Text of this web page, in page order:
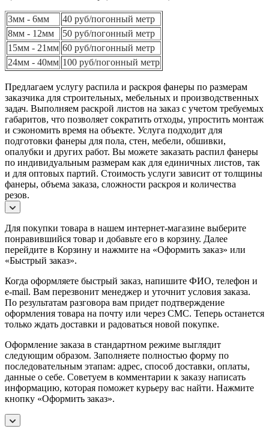
3мм - 6мм
40 руб/погонный метр
8мм - 12мм
50 руб/погонный метр
15мм - 21мм 60 руб/погонный метр
24мм - 40мм 100 руб/погонный метр
Предлагаем услугу распила и раскроя фанеры по размерам
заказчика для строительных, мебельных и производственных
задач. Выполняем раскрой листов на заказ с учетом требуемых
габаритов, что позволяет сократить отходы, упростить монтаж
и сэкономить время на объекте. Услуга подходит для
подготовки фанеры для пола, стен, мебели, обшивки,
опалубки и других работ. Вы можете заказать распил фанеры
по индивидуальным размерам как для единичных листов, так
и для оптовых партий. Стоимость услуги зависит от толщины
фанеры, объема заказа, сложности раскроя и количества
резов.
Для покупки товара в нашем интернет-магазине выберите
понравившийся товар и добавьте его в корзину. Далее
перейдите в Корзину и нажмите на «Оформить заказ» или
«Быстрый заказ».
Когда оформляете быстрый заказ, напишите ФИО, телефон и
e-mail. Вам перезвонит менеджер и уточнит условия заказа.
По результатам разговора вам придет подтверждение
оформления товара на почту или через СМС. Теперь останется
только ждать доставки и радоваться новой покупке.
Оформление заказа в стандартном режиме выглядит
следующим образом. Заполняете полностью форму по
последовательным этапам: адрес, способ доставки, оплаты,
данные о себе. Советуем в комментарии к заказу написать
информацию, которая поможет курьеру вас найти. Нажмите
кнопку «Оформить заказ».